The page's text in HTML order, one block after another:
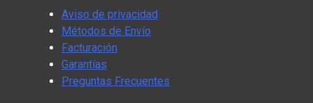
Aviso de privacidad
Métodos de Envío
Facturación
Garantías
Preguntas Frecuentes